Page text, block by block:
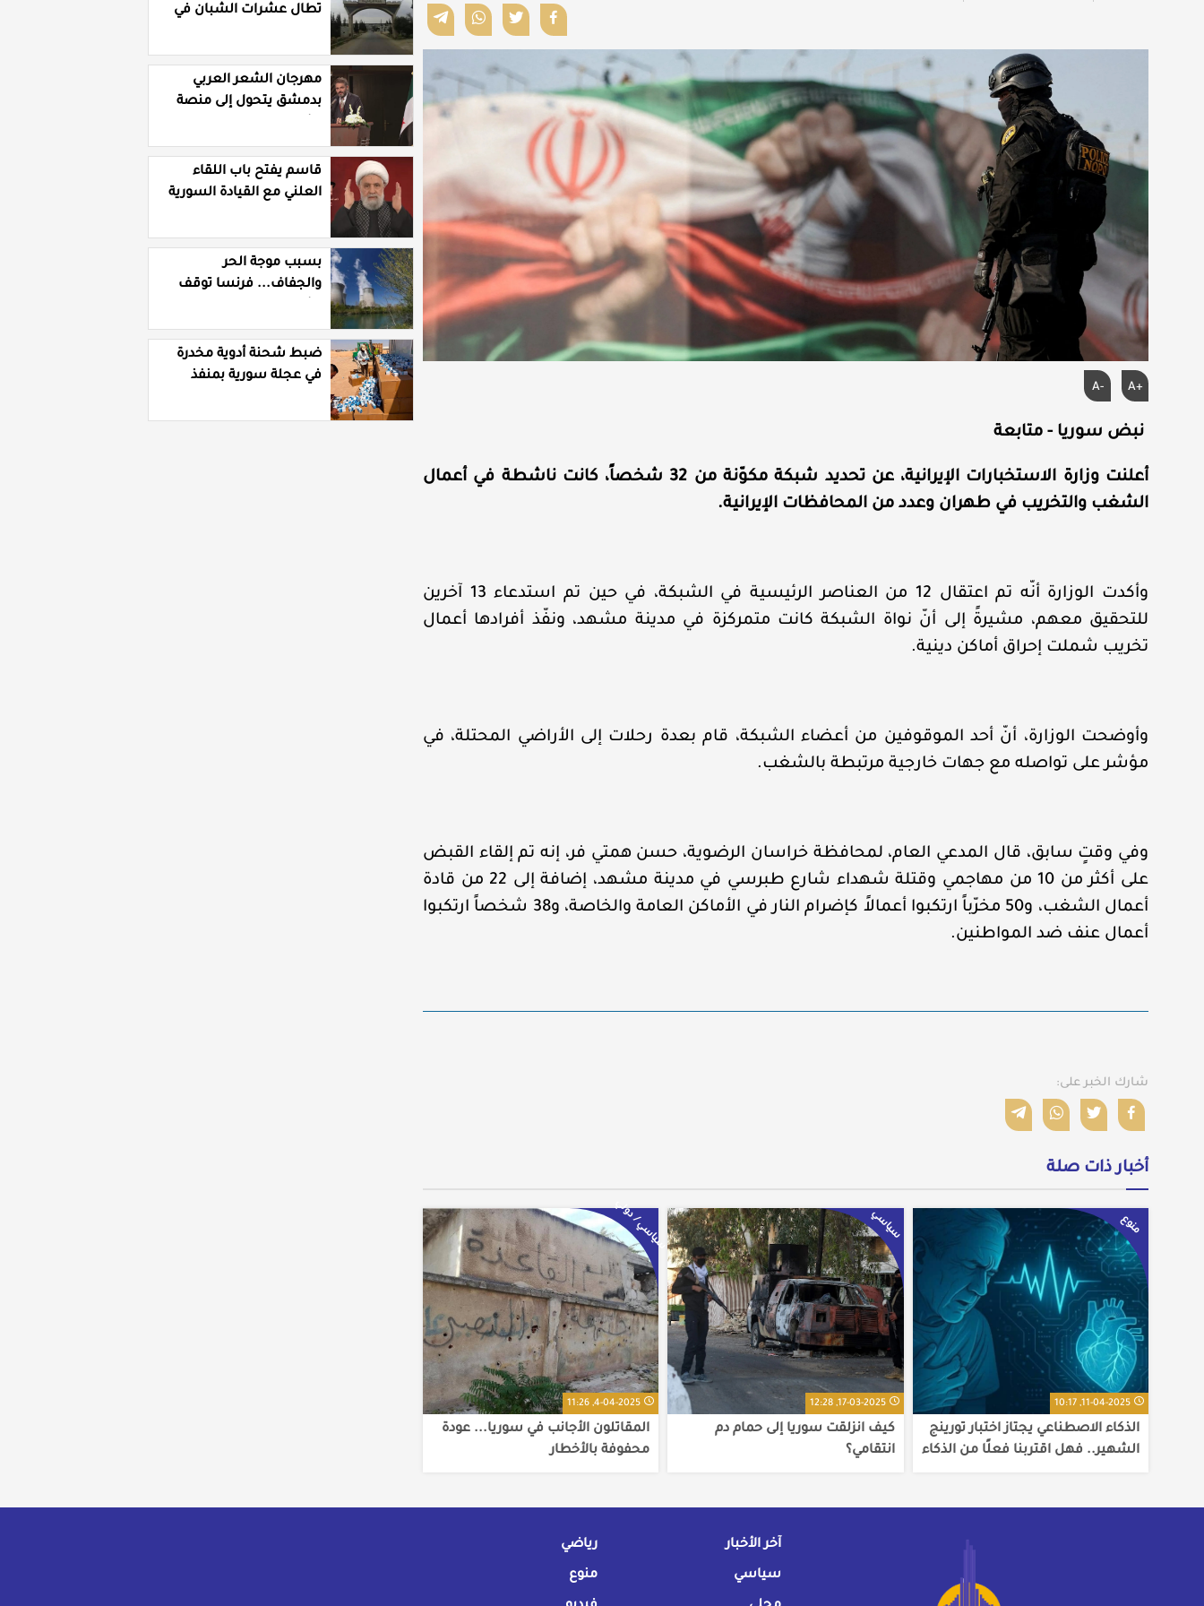
A+
A-
نبض سوريا - متابعة
أعلنت وزارة الاستخبارات الإيرانية، عن تحديد شبكة مكوّنة من 32 شخصاً، كانت ناشطة في أعمال
الشغب والتخريب في طهران وعدد من المحافظات الإيرانية.
وأكدت الوزارة أنّه تم اعتقال 12 من العناصر الرئيسية في الشبكة، في حين تم استدعاء 13 آخرين
للتحقيق معهم، مشيرةً إلى أنّ نواة الشبكة كانت متمركزة في مدينة مشهد، ونفّذ أفرادها أعمال
تخريب شملت إحراق أماكن دينية.
وأوضحت الوزارة، أنّ أحد الموقوفين من أعضاء الشبكة، قام بعدة رحلات إلى الأراضي المحتلة، في
مؤشر على تواصله مع جهات خارجية مرتبطة بالشغب.
وفي وقتٍ سابق، قال المدعي العام، لمحافظة خراسان الرضوية، حسن همتي فر، إنه تم إلقاء القبض
على أكثر من 10 من مهاجمي وقتلة شهداء شارع طبرسي في مدينة مشهد، إضافة إلى 22 من قادة
أعمال الشغب، و50 مخرّباً ارتكبوا أعمالاً كإضرام النار في الأماكن العامة والخاصة، و38 شخصاً ارتكبوا
أعمال عنف ضد المواطنين.
شارك الخبر على:
أخبار ذات صلة
منوع
11-04-2025, 10:17
الذكاء الاصطناعي يجتاز اختبار تورينج
الشهير.. فهل اقتربنا فعلًا من الذكاء
سياسي
17-03-2025, 12:28
كيف انزلقت سوريا إلى حمام دم
انتقامي؟
سياسي / دولي
4-04-2025, 11:26
المقاتلون الأجانب في سوريا... عودة
محفوفة بالأخطار
تطال عشرات الشبان في
الشرقي
مهرجان الشعر العربي
بدمشق يتحول إلى منصة
السوريات والعربيات
قاسم يفتح باب اللقاء
العلني مع القيادة السورية
بـ"خدمة إسرائيل"
بسبب موجة الحر
والجفاف... فرنسا توقف
ضبط شحنة أدوية مخدرة
في عجلة سورية بمنفذ
آخر الأخبار
سياسي
رياضي
منوع